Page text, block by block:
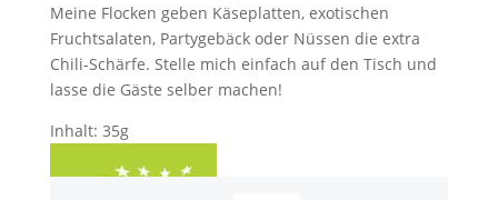
rtungen
Meine Flocken geben Käseplatten, exotischen
Fruchtsalaten, Partygebäck oder Nüssen die extra
Chili-Schärfe. Stelle mich einfach auf den Tisch und
lasse die Gäste selber machen!
Inhalt: 35g